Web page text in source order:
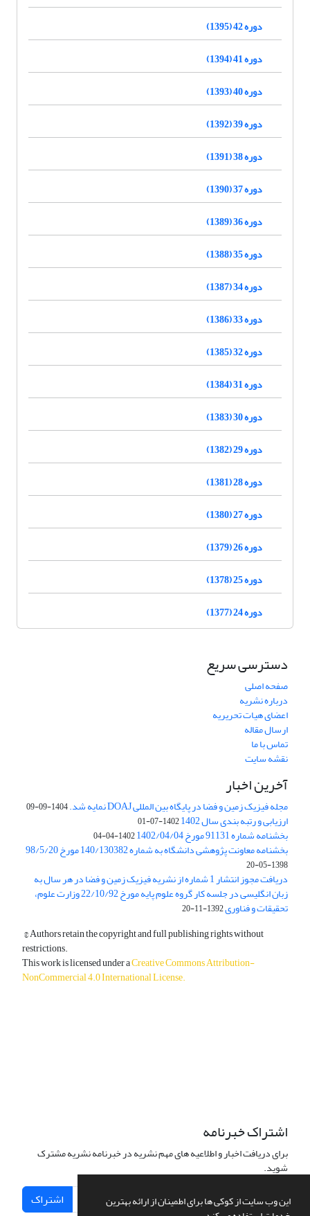
این وب سایت از کوکی ها برای اطمینان از ارائه بهترین
دوره 42 (1395)
دوره 41 (1394)
دوره 40 (1393)
دوره 39 (1392)
دوره 38 (1391)
دوره 37 (1390)
دوره 36 (1389)
دوره 35 (1388)
دوره 34 (1387)
دوره 33 (1386)
دوره 32 (1385)
دوره 31 (1384)
دوره 30 (1383)
دوره 29 (1382)
دوره 28 (1381)
دوره 27 (1380)
دوره 26 (1379)
دوره 25 (1378)
دوره 24 (1377)
دسترسی سریع
صفحه اصلی
درباره نشریه
اعضای هیات تحریریه
ارسال مقاله
تماس با ما
نقشه سایت
آخرین اخبار
مجله فیزیک زمین و فضا در پایگاه بین المللی DOAJ نمایه شد. 1404-09-09
ارزیابی و رتبه بندی سال 1402 1402-07-01
بخشنامه شماره 91131 مورخ 1402/04/04 1402-04-04
بخشنامه معاونت پژوهشی دانشگاه به شماره 140/130382 مورخ 98/5/20
1398-05-20
دریافت مجوز انتشار 1 شماره از نشریه فیزیک زمین و فضا در هر سال به
زبان انگلیسی در جلسه کار گروه علوم پایه مورخ 22/10/92 وزارت علوم،
تحقیقات و فناوری1392-11-20
© Authors retain the copyright and full publishing rights without
restrictions.
This work is licensed under aCreative Commons Attribution-
NonCommercial 4.0 International License.
اشتراک خبرنامه
برای دریافت اخبار و اطلاعیه های مهم نشریه در خبرنامه نشریه مشترک
شوید.
اشتراک